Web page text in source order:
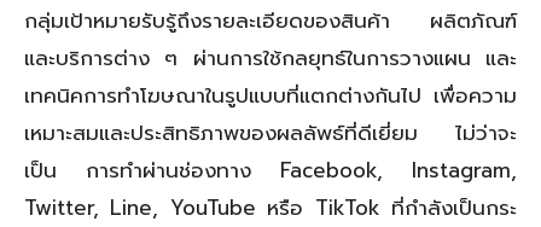
กลุ่มเป้าหมายรับรู้ถึงรายละเอียดของสินค้า ผลิตภัณฑ์
และบริการต่าง ๆ ผ่านการใช้กลยุทธ์ในการวางแผน และ
เทคนิคการทำโฆษณาในรูปแบบที่แตกต่างกันไป เพื่อความ
เหมาะสมและประสิทธิภาพของผลลัพธ์ที่ดีเยี่ยม ไม่ว่าจะ
เป็น การทำผ่านช่องทาง Facebook, Instagram,
Twitter, Line, YouTube หรือ TikTok ที่กำลังเป็นกระ